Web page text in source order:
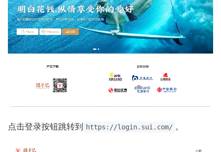
点击登录按钮跳转到 https://login.sui.com/ 。